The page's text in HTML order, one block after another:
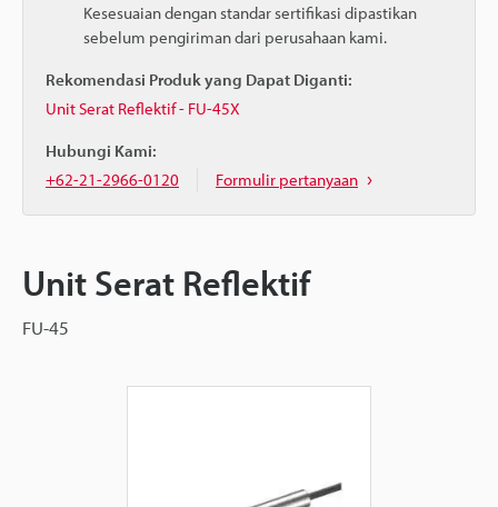
Kesesuaian dengan standar sertifikasi dipastikan
sebelum pengiriman dari perusahaan kami.
Rekomendasi Produk yang Dapat Diganti:
Unit Serat Reflektif - FU-45X
Hubungi Kami:
+62-21-2966-0120
Formulir pertanyaan
Unit Serat Reflektif
FU-45